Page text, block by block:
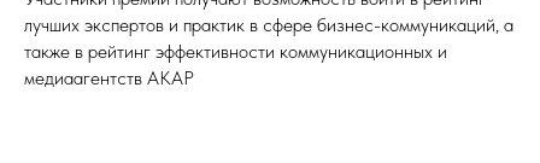
лучших экспертов и практик в сфере бизнес-коммуникаций, а
также в рейтинг эффективности коммуникационных и
медиаагентств АКАР